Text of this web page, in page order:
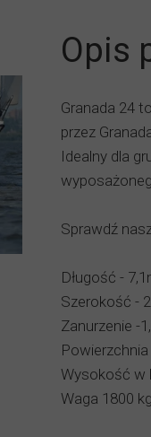
Opis
Granada 24
przez
Idealny dla
Sprawdź
Długość -
Szerokość -
Zanurzenie -
Wysokość w
Waga 1800